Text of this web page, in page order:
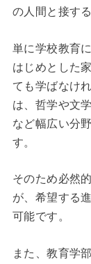
の人間と接す
単に学校教育
はじめとした
ても学ばなけ
は、哲学や文
など幅広い分
す。
そのため必然
が、希望する
可能です。
また、教育学